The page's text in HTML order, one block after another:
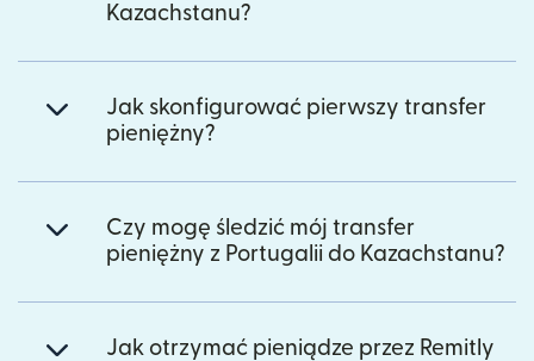
Kazachstanu?
Jak skonfigurować pierwszy transfer
pieniężny?
Czy mogę śledzić mój transfer
pieniężny z Portugalii do Kazachstanu?
Jak otrzymać pieniądze przez Remitly